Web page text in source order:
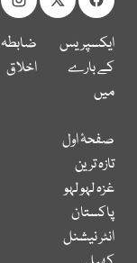
ایکسپریس
کے بارے
میں
ضابطہ
اخلاق
صفحۂ اول
تازہ ترین
غزہ لہو لہو
پاکستان
انٹر نیشنل